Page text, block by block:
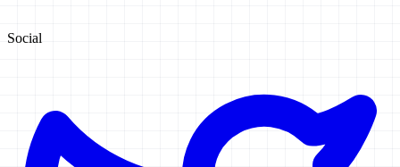
Social